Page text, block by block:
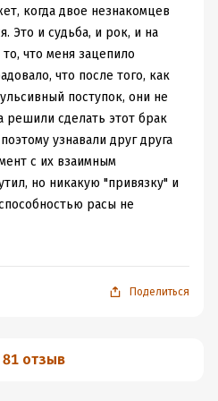
уже будет «не
книга только про их
Все же герой птица
убийства героини. Ее
Ну и конечно же
В общем и
что читайте с
книгу на полку до
причем
и на планете
мужа, но и с прочими
итоге не только в описание
но и в небольшое
дрязгами.
когда двое незнакомцев
Это и судьба, и рок, и на
что меня зацепило
что после того, как
поступок, они не
решили сделать этот брак
узнавали друг друга
с их взаимным
но никакую "привязку" и
расы не
"на живца" была.
бы и нет?) Я осталась
Поделиться
отзыв